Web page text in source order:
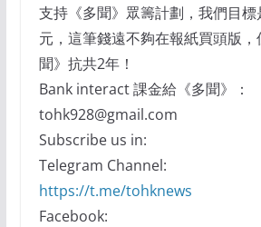
支持《多聞》眾籌計劃，我們目
元，這筆錢遠不夠在報紙買頭版
聞》抗共2年！
Bank interact 課金給《多聞》：
tohk928@gmail.com
Subscribe us in:
Telegram Channel:
https://t.me/tohknews
Facebook: